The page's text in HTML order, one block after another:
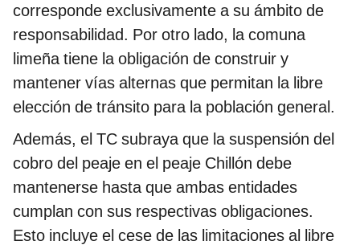
corresponde exclusivamente a su ámbito de
responsabilidad. Por otro lado, la comuna
limeña tiene la obligación de construir y
mantener vías alternas que permitan la libre
elección de tránsito para la población general.
Además, el TC subraya que la suspensión del
cobro del peaje en el peaje Chillón debe
mantenerse hasta que ambas entidades
cumplan con sus respectivas obligaciones.
Esto incluye el cese de las limitaciones al libre